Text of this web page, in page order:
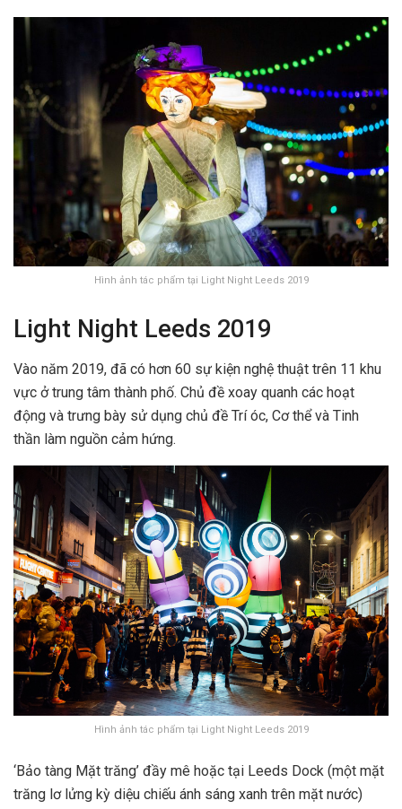
Hình ảnh tác phẩm tại Light Night Leeds 2019
Light Night Leeds 2019
Vào năm 2019, đã có hơn 60 sự kiện nghệ thuật trên 11 khu
vực ở trung tâm thành phố. Chủ đề xoay quanh các hoạt
động và trưng bày sử dụng chủ đề Trí óc, Cơ thể và Tinh
thần làm nguồn cảm hứng.
Hình ảnh tác phẩm tại Light Night Leeds 2019
‘Bảo tàng Mặt trăng’ đầy mê hoặc tại Leeds Dock (một mặt
trăng lơ lửng kỳ diệu chiếu ánh sáng xanh trên mặt nước)